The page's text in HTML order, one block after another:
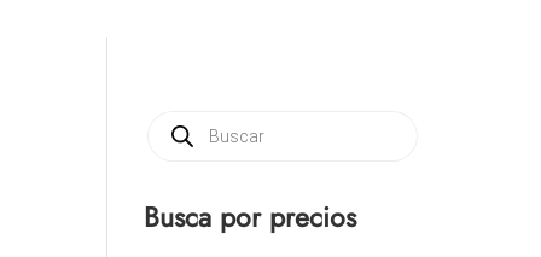
Búsqueda
Busca por precios